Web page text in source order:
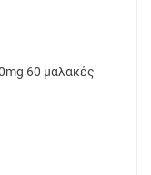
60 μαλακές